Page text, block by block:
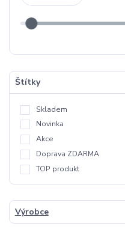
Štítky
Skladem
Novinka
Akce
Doprava ZDARMA
TOP produkt
Výrobce